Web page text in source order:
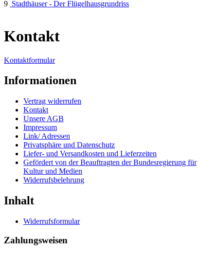
9 Stadthäuser - Der Flügelhausgrundriss
Kontakt
Kontaktformular
Informationen
Vertrag widerrufen
Kontakt
Unsere AGB
Impressum
Link/ Adressen
Privatsphäre und Datenschutz
Liefer- und Versandkosten und Lieferzeiten
Gefördert von der Beauftragten der Bundesregierung für
Kultur und Medien
Widerrufsbelehrung
Inhalt
Widerrufsformular
Zahlungsweisen